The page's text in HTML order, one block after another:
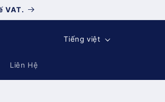
VAT.
Liên Hệ
N
Tiếng việt